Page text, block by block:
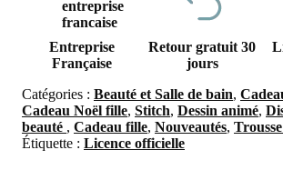
Entreprise
Française
Retour gratuit 30
jours
Catégories : Beauté et Salle de bain,
Cadeau Noël fille, Stitch, Dessin animé,
beauté , Cadeau fille, Nouveautés,
Étiquette : Licence officielle